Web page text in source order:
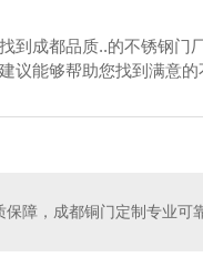
到成都品质..的不锈钢门
议能够帮助您找到满意的
保障，成都铜门定制专业可